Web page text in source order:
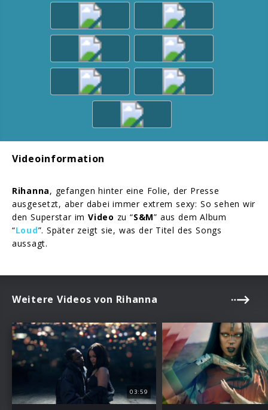
Videoinformation
Rihanna, gefangen hinter eine Folie, der Presse
ausgesetzt, aber dabei immer extrem sexy: So sehen wir
den Superstar imVideo zu “S&M” aus dem Album
“Loud”. Später zeigt sie, was der Titel des Songs
aussagt.
Weitere Videos von Rihanna
03:59